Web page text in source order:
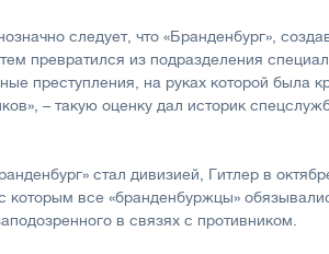
следует, что «Бранденбург»,
превратился из подразделения
преступления, на руках которой была
– такую оценку дал историк
стал дивизией, Гитлер в
которым все «бранденбуржцы»
в связях с противником.